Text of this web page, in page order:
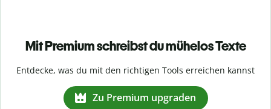
Mit Premium schreibst du mühelos Texte
Entdecke, was du mit den richtigen Tools erreichen kannst
Zu Premium upgraden